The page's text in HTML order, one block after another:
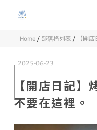
Home / 部落格列表 / 【開
2025-06-23
【開店日記】
不要在這裡。